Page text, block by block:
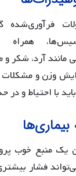
فرآوری‌شده
همراه
آرد، شکر و
وزن و مشکلات
با احتیاط و در
بیماری‌ها
یک منبع خوب
فشار